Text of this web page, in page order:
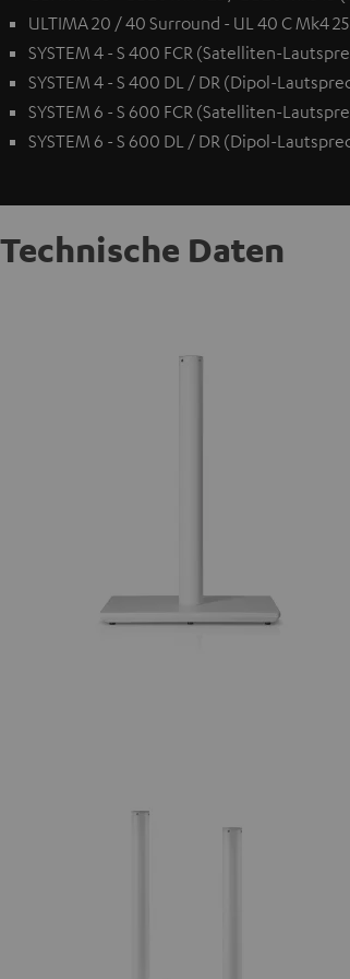
ULTIMA 20 / 40 Surround - UL 40 C Mk4
SYSTEM 4 - S 400 FCR (Satelliten-
SYSTEM 4 - S 400 DL / DR (Dipol-
SYSTEM 6 - S 600 FCR (Satelliten-
SYSTEM 6 - S 600 DL / DR (Dipol-
Technische Daten